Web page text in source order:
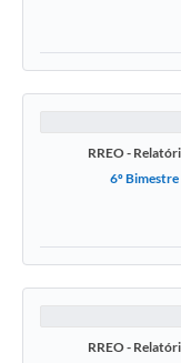
RREO -
6º
RREO -